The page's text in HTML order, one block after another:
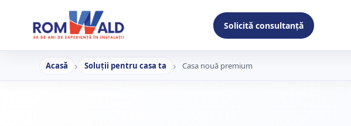
Solicită consultanță
Acasă Soluții pentru casa ta Casa nouă premium